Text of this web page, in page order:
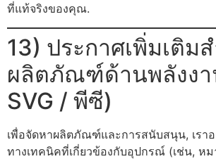
ที่แท้จริงของคุณ.
13) ประกาศเพิ่มเติม
ผลิตภัณฑ์ด้านพลังงา
SVG / พีซี)
เพื่อจัดหาผลิตภัณฑ์และการสนับสนุน, เรา
ทางเทคนิคที่เกี่ยวข้องกับอุปกรณ์ (เช่น, หม